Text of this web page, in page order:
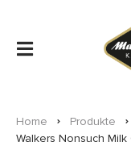
Home
Produkte
Walkers Nonsuch